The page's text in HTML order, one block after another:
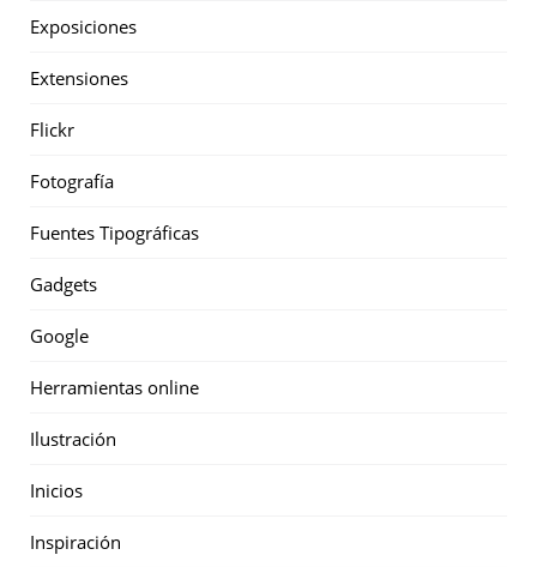
Exposiciones
Extensiones
Flickr
Fotografía
Fuentes Tipográficas
Gadgets
Google
Herramientas online
Ilustración
Inicios
Inspiración